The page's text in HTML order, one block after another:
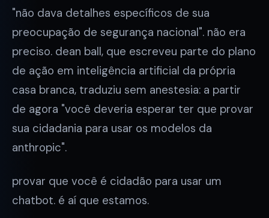
"não dava detalhes específicos de sua
preocupação de segurança nacional". não era
preciso. dean ball, que escreveu parte do plano
de ação em inteligência artificial da própria
casa branca, traduziu sem anestesia: a partir
de agora "você deveria esperar ter que provar
sua cidadania para usar os modelos da
anthropic".
provar que você é cidadão para usar um
chatbot. é aí que estamos.